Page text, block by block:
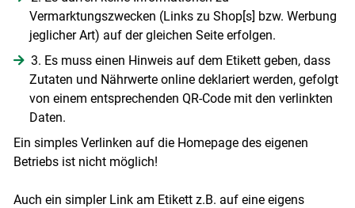
Vermarktungszwecken (Links zu Shop[s] bzw. Werbung
jeglicher Art) auf der gleichen Seite erfolgen.
3. Es muss einen Hinweis auf dem Etikett geben, dass
Zutaten und Nährwerte online deklariert werden, gefolgt
von einem entsprechenden QR-Code mit den verlinkten
Daten.
Ein simples Verlinken auf die Homepage des eigenen
Betriebs ist nicht möglich!
Auch ein simpler Link am Etikett z.B. auf eine eigens